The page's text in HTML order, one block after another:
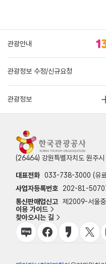
관광안내
관광정보 수정/신규요청
관광정보
(26464) 강원특별자치도 원주
대표전화 033-738-3000 (유
사업자등록번호
202-81-
통신판매업신고 제2009-서울
이용 가이드
찾아오시는 길